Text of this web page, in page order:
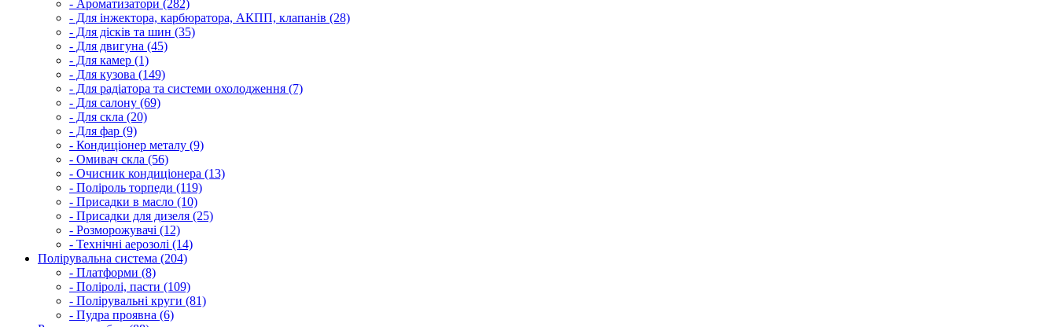
- Ароматизатори (282)
- Для інжектора, карбюратора, АКПП, клапанів (28)
- Для дісків та шин (35)
- Для двигуна (45)
- Для камер (1)
- Для кузова (149)
- Для радіатора та системи охолодження (7)
- Для салону (69)
- Для скла (20)
- Для фар (9)
- Кондиціонер металу (9)
- Омивач скла (56)
- Очисник кондиціонера (13)
- Поліроль торпеди (119)
- Присадки в масло (10)
- Присадки для дизеля (25)
- Розморожувачі (12)
- Технічні аерозолі (14)
Полірувальна система (204)
- Платформи (8)
- Поліролі, пасти (109)
- Полірувальні круги (81)
- Пудра проявна (6)